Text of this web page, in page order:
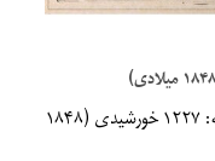
خالق نقشه: الیاس بره‌زین – تاریخ خلق نقشه: ۱۲۲۷ خورشیدی (۱۸۴۸